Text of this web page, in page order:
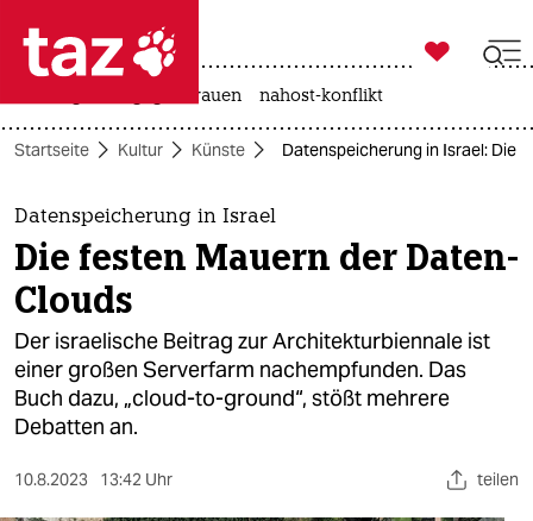
 taz zahl ich
taz zahl ich
themen
politik
öko
gesellschaft
kultur
sport

taz zahl ich
gewalt gegen frauen nahost-konflikt
Startseite Kultur Künste Datenspeicherung in Israel: Die
Datenspeicherung in Israel
Die festen Mauern der Daten-
Clouds
Der israelische Beitrag zur Architekturbiennale ist
einer großen Serverfarm nachempfunden. Das
Buch dazu, „cloud-to-ground“, stößt mehrere
Debatten an.
10.8.2023 13:42 Uhr teilen